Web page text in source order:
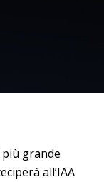
più grande
all’IAA